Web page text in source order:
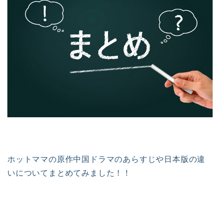
ホットママの原作中国ドラマのあらすじや日本版の違
いについてまとめてみました！！